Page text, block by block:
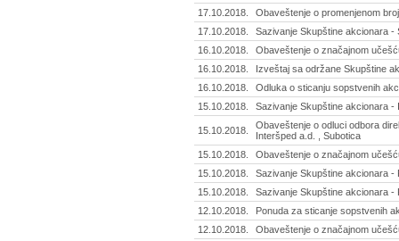
17.10.2018.
Obaveštenje o promenjenom
17.10.2018.
Sazivanje Skupštine akcionara -
16.10.2018.
Obaveštenje o značajnom
16.10.2018.
Izveštaj sa održane Skupštine
16.10.2018.
Odluka o sticanju sopstvenih
15.10.2018.
Sazivanje Skupštine akcionara -
15.10.2018.
Obaveštenje o odluci odbora
Interšped a.d. , Subotica
15.10.2018.
Obaveštenje o značajnom
15.10.2018.
Sazivanje Skupštine akcionara -
15.10.2018.
Sazivanje Skupštine akcionara -
12.10.2018.
Ponuda za sticanje sopstvenih
12.10.2018.
Obaveštenje o značajnom